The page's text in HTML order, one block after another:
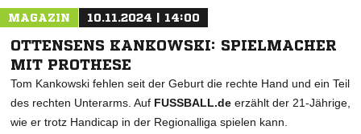
MAGAZIN 10.11.2024 | 14:00
OTTENSENS KANKOWSKI: SPIELMACHER
MIT PROTHESE
Tom Kankowski fehlen seit der Geburt die rechte Hand und ein Teil
des rechten Unterarms. Auf FUSSBALL.de erzählt der 21-Jährige,
wie er trotz Handicap in der Regionalliga spielen kann.